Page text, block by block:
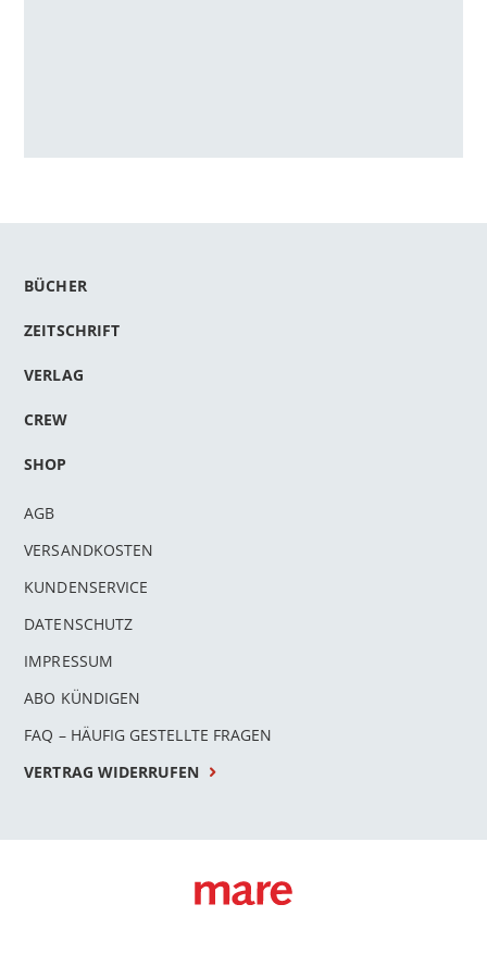
BÜCHER
ZEITSCHRIFT
VERLAG
CREW
SHOP
AGB
VERSANDKOSTEN
KUNDENSERVICE
DATENSCHUTZ
IMPRESSUM
ABO KÜNDIGEN
FAQ – HÄUFIG GESTELLTE FRAGEN
VERTRAG WIDERRUFEN